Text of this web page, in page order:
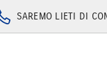
SAREMO LIETI DI